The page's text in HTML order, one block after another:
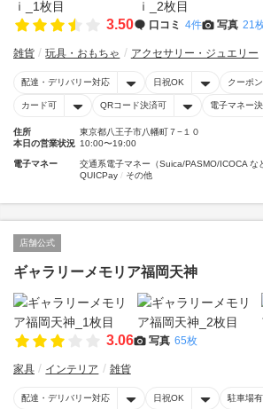
3.50 口コミ 4件 写真 21
雑貨 玩具・おもちゃ アクセサリー・ジュエリー
配達・デリバリー対応 日祝OK クーポ
カード可 QRコード決済可 電子マネー
住所
東京都八王子市八幡町７−１０
本日の営業状況 10:00〜19:00
電子マネー 交通系電子マネー（Suica/PASMO/ICOCA な
QUICPay
その他
店舗公式
ギャラリーメモリア福岡天神
3.06 写真 65枚
家具 インテリア 雑貨
配達・デリバリー対応 日祝OK 駐車場有